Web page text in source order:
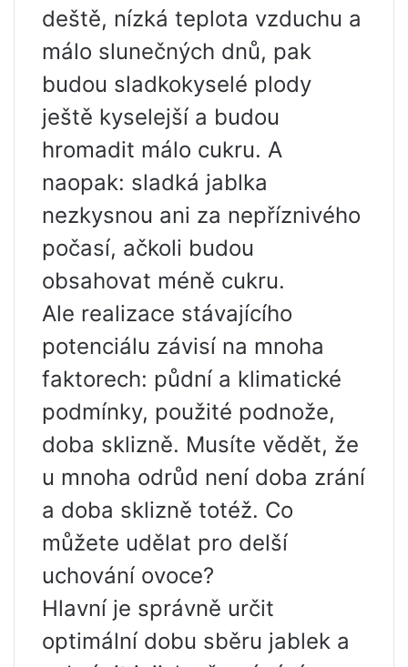
deště, nízká teplota vzduchu a
málo slunečných dnů, pak
budou sladkokyselé plody
ještě kyselejší a budou
hromadit málo cukru. A
naopak: sladká jablka
nezkysnou ani za nepříznivého
počasí, ačkoli budou
obsahovat méně cukru.
Ale realizace stávajícího
potenciálu závisí na mnoha
faktorech: půdní a klimatické
podmínky, použité podnože,
doba sklizně. Musíte vědět, že
u mnoha odrůd není doba zrání
a doba sklizně totéž. Co
můžete udělat pro delší
uchování ovoce?
Hlavní je správně určit
optimální dobu sběru jablek a